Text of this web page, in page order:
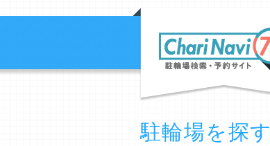
駐輪場を探す